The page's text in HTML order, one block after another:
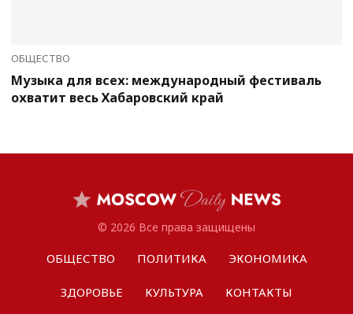
ОБЩЕСТВО
Музыка для всех: международный фестиваль
охватит весь Хабаровский край
© 2026 Все права защищены
ОБЩЕСТВО ПОЛИТИКА ЭКОНОМИКА
ЗДОРОВЬЕ КУЛЬТУРА КОНТАКТЫ